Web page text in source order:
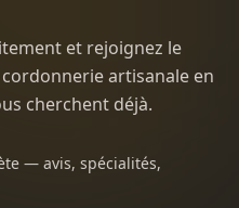
et rejoignez le
artisanale en
cherchent déjà.
— avis, spécialités,